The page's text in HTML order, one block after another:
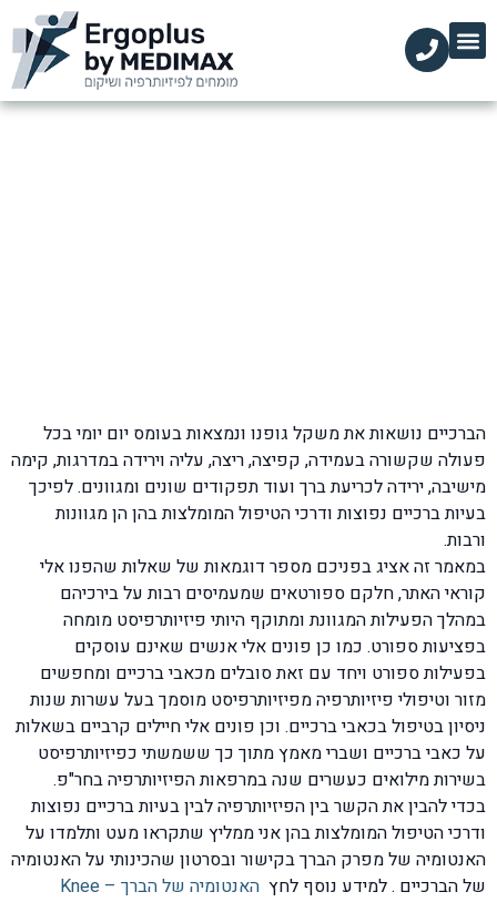
הברכיים נושאות את משקל גופנו ונמצאות בעומס יום יומי בכל
פעולה שקשורה בעמידה, קפיצה, ריצה, עליה וירידה במדרגות, קימה
מישיבה, ירידה לכריעת ברך ועוד תפקודים שונים ומגוונים. לפיכך
בעיות ברכיים נפוצות ודרכי הטיפול המומלצות בהן הן מגוונות
ורבות.
במאמר זה אציג בפניכם מספר דוגמאות של שאלות שהפנו אלי
קוראי האתר, חלקם ספורטאים שמעמיסים רבות על בירכיהם
במהלך הפעילות המגוונת ומתוקף היותי פיזיותרפיסט מומחה
בפציעות ספורט. כמו כן פונים אלי אנשים שאינם עוסקים
בפעילות ספורט ויחד עם זאת סובלים מכאבי ברכיים ומחפשים
מזור וטיפולי פיזיותרפיה מפיזיותרפיסט מוסמך בעל עשרות שנות
ניסיון בטיפול בכאבי ברכיים. וכן פונים אלי חיילים קרביים בשאלות
על כאבי ברכיים ושברי מאמץ מתוך כך ששמשתי כפיזיותרפיסט
בשירות מילואים כעשרים שנה במרפאות הפיזיותרפיה בחר"פ.
בכדי להבין את הקשר בין הפיזיותרפיה לבין בעיות ברכיים נפוצות
ודרכי הטיפול המומלצות בהן אני ממליץ שתקראו מעט ותלמדו על
האנטומיה של מפרק הברך בקישור ובסרטון שהכינותי על האנטומיה
של הברכיים . למידע נוסף לחץ האנטומיה של הברך – Knee